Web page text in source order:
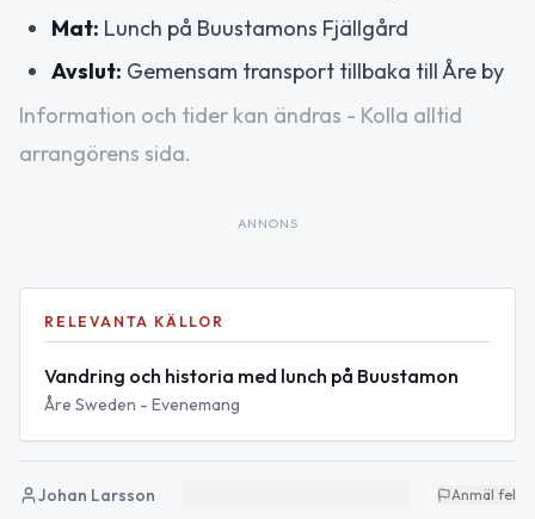
Mat: Lunch på Buustamons Fjällgård
Avslut: Gemensam transport tillbaka till Åre by
Information och tider kan ändras - Kolla alltid
arrangörens sida.
ANNONS
RELEVANTA KÄLLOR
Vandring och historia med lunch på Buustamon
Åre Sweden - Evenemang
Johan Larsson Anmäl fel